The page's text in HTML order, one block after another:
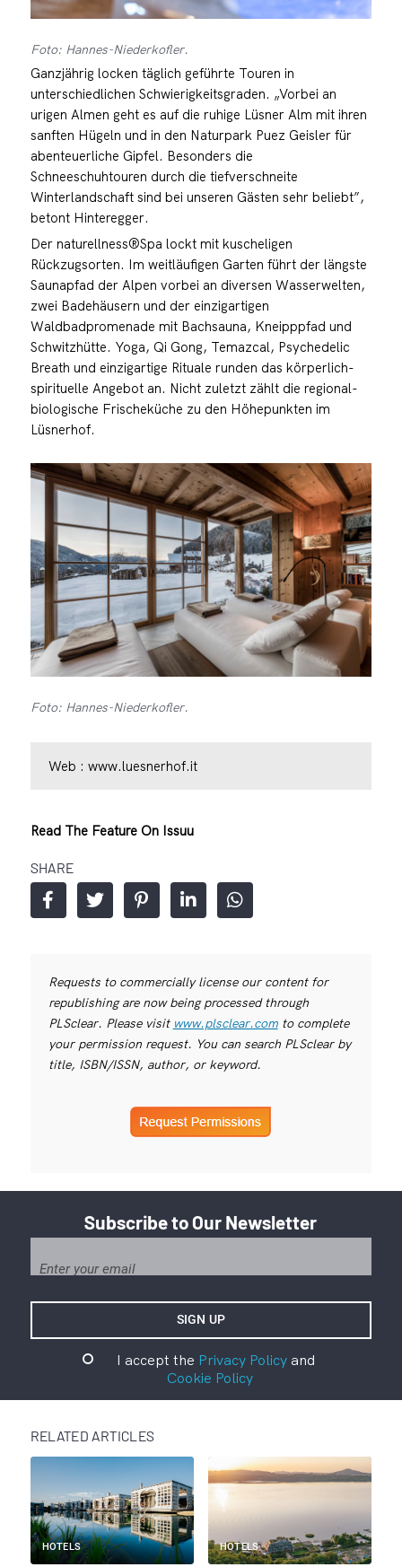
Foto: Hannes-Niederkofler.
Ganzjährig locken täglich geführte Touren in
unterschiedlichen Schwierigkeitsgraden. „Vorbei an
urigen Almen geht es auf die ruhige Lüsner Alm mit ihren
sanften Hügeln und in den Naturpark Puez Geisler für
abenteuerliche Gipfel. Besonders die
Schneeschuhtouren durch die tiefverschneite
Winterlandschaft sind bei unseren Gästen sehr beliebt”,
betont Hinteregger.
Der naturellness®Spa lockt mit kuscheligen
Rückzugsorten. Im weitläufigen Garten führt der längste
Saunapfad der Alpen vorbei an diversen Wasserwelten,
zwei Badehäusern und der einzigartigen
Waldbadpromenade mit Bachsauna, Kneipppfad und
Schwitzhütte. Yoga, Qi Gong, Temazcal, Psychedelic
Breath und einzigartige Rituale runden das körperlich-
spirituelle Angebot an. Nicht zuletzt zählt die regional-
biologische Frischeküche zu den Höhepunkten im
Lüsnerhof.
Foto: Hannes-Niederkofler.
Web : www.luesnerhof.it
Read The Feature On Issuu
SHARE
Requests to commercially license our content for
republishing are now being processed through
PLSclear. Please visit www.plsclear.comto complete
your permission request. You can search PLSclear by
title, ISBN/ISSN, author, or keyword.
Subscribe to Our Newsletter
I accept the Privacy Policyand
Cookie Policy
RELATED ARTICLES
HOTELS HOTELS